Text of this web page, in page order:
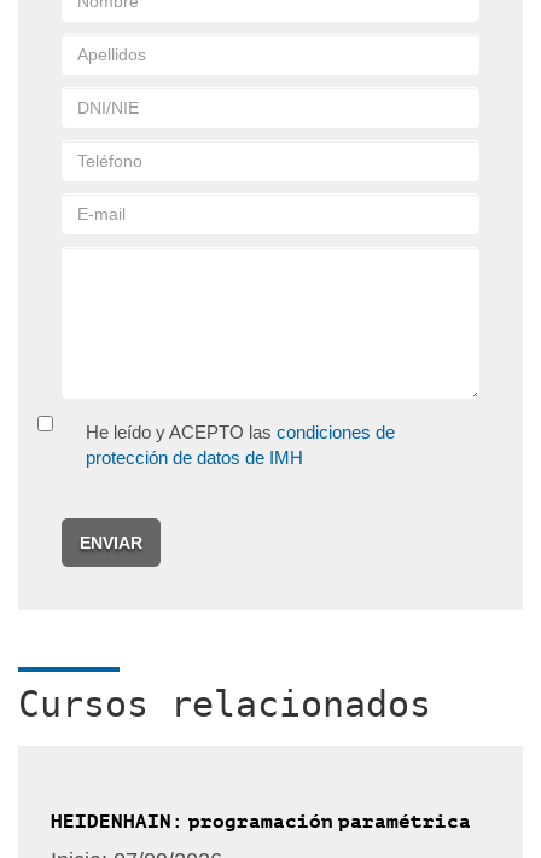
He leído y ACEPTO las condiciones de
protección de datos de IMH
ENVIAR
Cursos relacionados
HEIDENHAIN: programación paramétrica